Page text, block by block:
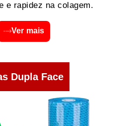
e rapidez na colagem.
Ver mais
Dupla Face